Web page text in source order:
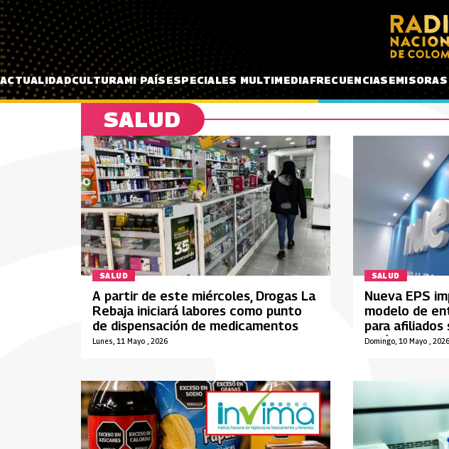
Pasar al contenido principal
ACTUALIDADCULTURAMI PAÍSESPECIALES MULTIMEDIAFRECUENCIAS
SALUD
SALUD
Lunes, 11 Mayo , 2026
A partir de este miércoles, Drogas La
Rebaja iniciará labores como punto
de dispensación de medicamentos
SALUD
Domingo, 10 Mayo , 2026
Nueva EPS
modelo de
para afiliados
Atlántico